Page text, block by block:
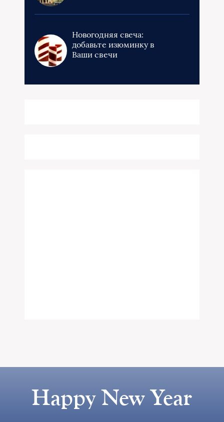
Новогодняя свеча:
добавьте изюминку в
Ваши свечи
Happy New Year